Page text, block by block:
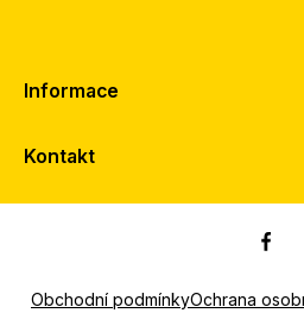
Informace
Kontakt
Obchodní podmínkyOchrana